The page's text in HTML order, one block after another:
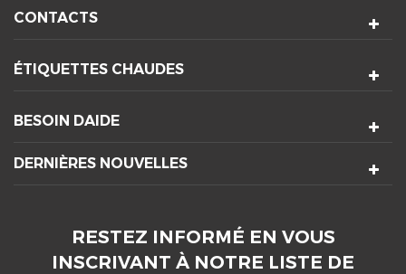
CONTACTS
ÉTIQUETTES CHAUDES
BESOIN DAIDE
DERNIÈRES NOUVELLES
RESTEZ INFORMÉ EN VOUS
INSCRIVANT À NOTRE LISTE DE